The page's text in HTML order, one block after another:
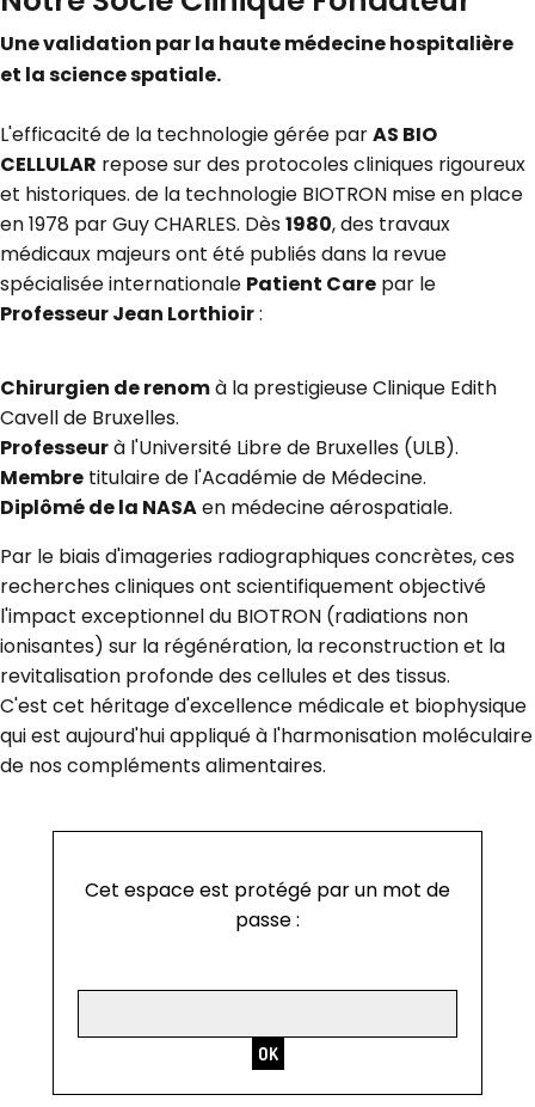
Une validation par la haute médecine hospitalière
et la science spatiale.
L'efficacité de la technologie gérée parAS BIO
CELLULAR repose sur des protocoles cliniques rigoureux
et historiques. de la technologie BIOTRON mise en place
en 1978 par Guy CHARLES. Dès1980, des travaux
médicaux majeurs ont été publiés dans la revue
spécialisée internationale Patient Care par le
Professeur Jean Lorthioir:
Chirurgien de renomà la prestigieuse Clinique Edith
Cavell de Bruxelles.
Professeurà l'Université Libre de Bruxelles (ULB).
Membre titulaire de l'Académie de Médecine.
Diplômé de la NASAen médecine aérospatiale.
Par le biais d'imageries radiographiques concrètes, ces
recherches cliniques ont scientifiquement objectivé
l'impact exceptionnel du BIOTRON (radiations non
ionisantes) sur la régénération, la reconstruction et la
revitalisation profonde des cellules et des tissus.
C'est cet héritage d'excellence médicale et biophysique
qui est aujourd'hui appliqué à l'harmonisation moléculaire
de nos compléments alimentaires.
Cet espace est protégé par un mot de
passe :